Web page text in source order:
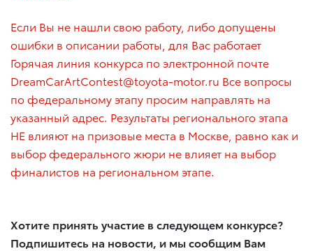
Если Вы не нашли свою работу, либо допущены
ошибки в описании работы, для Вас работает
Горячая линия конкурса по электронной почте
DreamCarArtContest@toyota-motor.ru Все вопросы
по федеральному этапу просим направлять на
указанный адрес. Результаты регионального этапа
НЕ влияют на призовые места в Москве, равно как и
выбор федерального жюри не влияет на выбор
финалистов на региональном этапе.
Хотите принять участие в следующем конкурсе?
Подпишитесь на новости, и мы сообщим Вам